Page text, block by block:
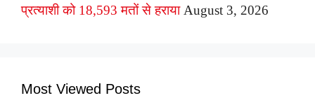
प्रत्याशी को 18,593 मतों से हराया August 3, 2026
Most Viewed Posts